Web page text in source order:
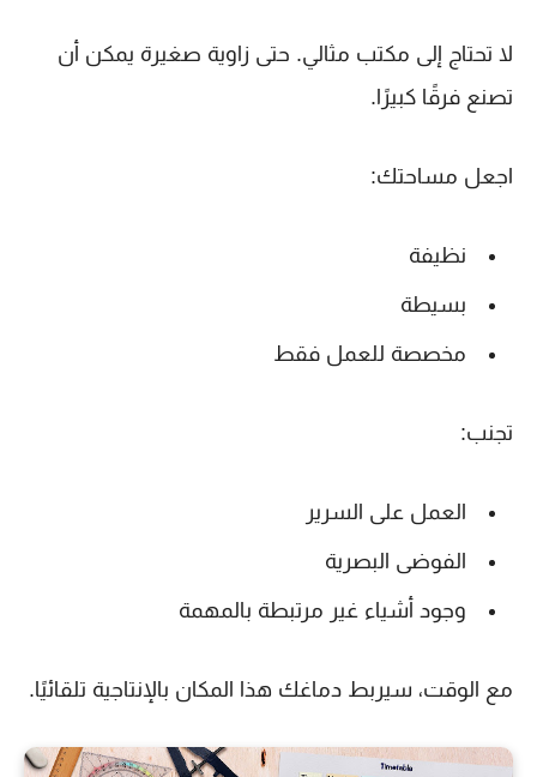
لا تحتاج إلى مكتب مثالي. حتى زاوية صغيرة يمكن أن
تصنع فرقًا كبيرًا.
اجعل مساحتك:
نظيفة
بسيطة
مخصصة للعمل فقط
تجنب:
العمل على السرير
الفوضى البصرية
وجود أشياء غير مرتبطة بالمهمة
مع الوقت، سيربط دماغك هذا المكان بالإنتاجية تلقائيًا.